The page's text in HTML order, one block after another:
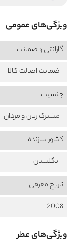
ویژگی‌های عمومی
گارانتی و ضمانت
ضمانت اصالت کالا
جنسیت
مشترک زنان و مردان
کشور سازنده
انگلستان
تاریخ معرفی
2008
ویژگی‌های عطر